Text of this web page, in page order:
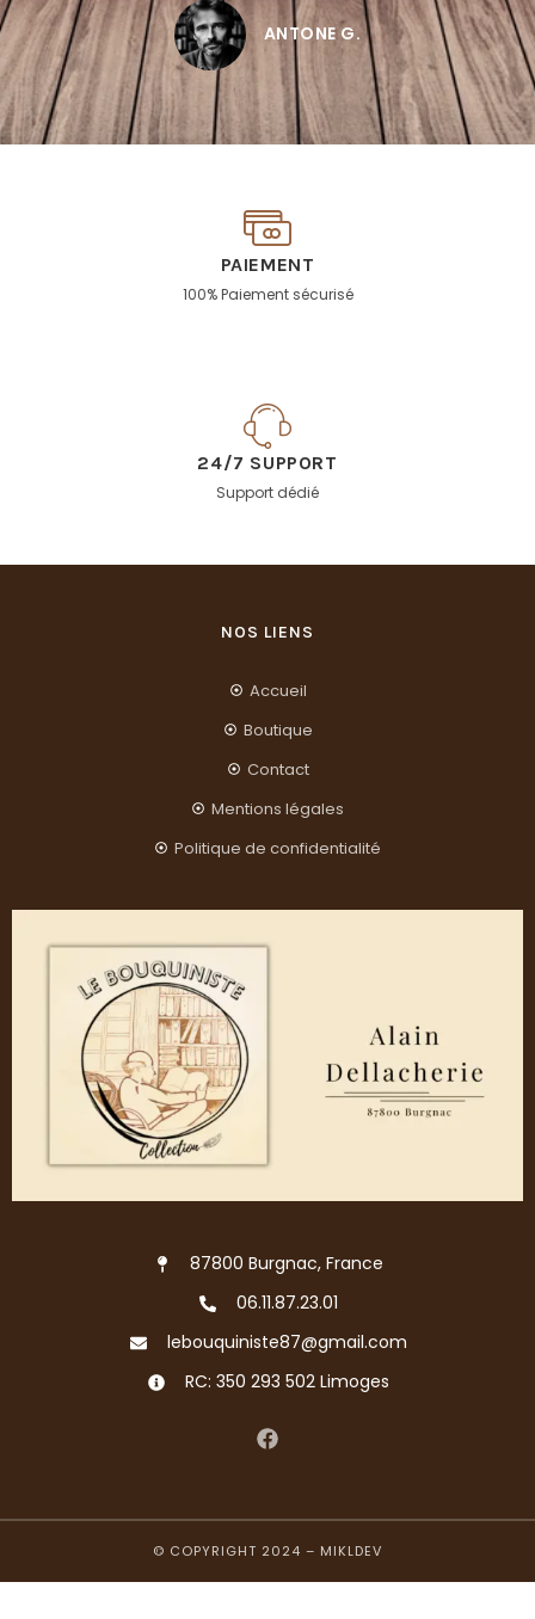
ANTONE G.
PAIEMENT
100% Paiement sécurisé
24/7 SUPPORT
Support dédié
NOS LIENS
Accueil
Boutique
Contact
Mentions légales
Politique de confidentialité
87800 Burgnac, France
06.11.87.23.01
lebouquiniste87@gmail.com
RC: 350 293 502 Limoges
© COPYRIGHT 2024 – MIKLDEV